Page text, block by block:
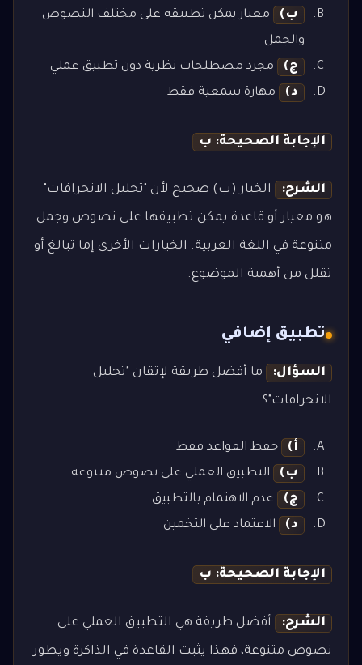
ب)
معيار يمكن تطبيقه على مختلف النصوص
والجمل
ج)
مجرد مصطلحات نظرية دون تطبيق عملي
د)
مهارة سمعية فقط
الإجابة الصحيحة: ب
الشرح: الخيار (ب) صحيح لأن "تحليل الانحرافات"
هو معيار أو قاعدة يمكن تطبيقها على نصوص وجمل
متنوعة في اللغة العربية. الخيارات الأخرى إما تبالغ أو
تقلل من أهمية الموضوع.
تطبيق إضافي
السؤال: ما أفضل طريقة لإتقان "تحليل
الانحرافات"؟
أ)
حفظ القواعد فقط
ب)
التطبيق العملي على نصوص متنوعة
ج)
عدم الاهتمام بالتطبيق
د)
الاعتماد على التخمين
الإجابة الصحيحة: ب
الشرح: أفضل طريقة هي التطبيق العملي على
نصوص متنوعة، فهذا يثبت القاعدة في الذاكرة ويطور